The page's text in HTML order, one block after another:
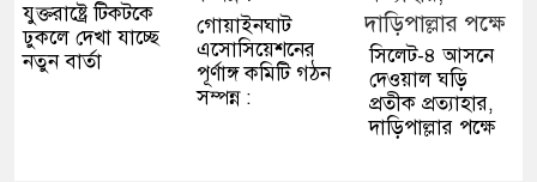
যুক্তরাষ্ট্রে টিকটকে
ঢুকলে দেখা যাচ্ছে
নতুন বার্তা
গোয়াইনঘাট
এসোসিয়েশনের
পূর্ণাঙ্গ কমিটি গঠন
সম্পন্ন :
সিলেট-৪ আসনে
দেওয়াল ঘড়ি
প্রতীক প্রত্যাহার,
দাড়িপাল্লার পক্ষে